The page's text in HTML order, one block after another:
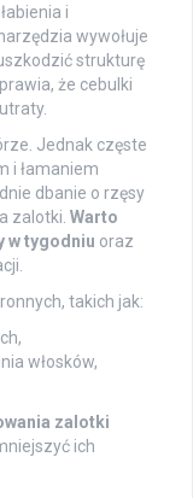
i
wywołuje
strukturę
że cebulki
Jednak częste
i łamaniem
dbanie o rzęsy
zalotki. Warto
w tygodniu oraz
takich jak:
włosków,
zalotki
ich